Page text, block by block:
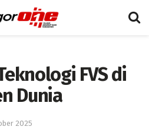
FVS di
Dunia
2025